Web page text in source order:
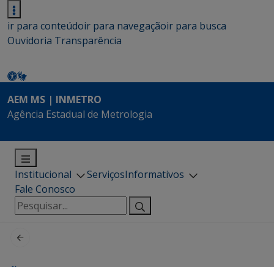
ir para conteúdoir para navegaçãoir para busca
Ouvidoria Transparência
AEM MS | INMETRO
Agência Estadual de Metrologia
Institucional ServiçosInformativos
Fale Conosco
Pesquisar
por: